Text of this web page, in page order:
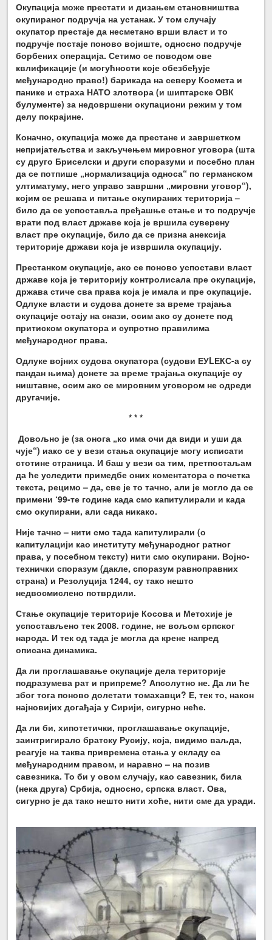
Окупација може престати и дизањем становништва
окупираног подручја на устанак. У том случају
окупатор престаје да несметано врши власт и то
подручје постаје поново војиште, односно подручје
борбених операција. Сетимо се поводом ове
квлификације (и могућности које обезбеђује
међународно право!) барикада на северу Космета и
панике и страха НАТО злотвора (и шиптарске ОВК
булументе) за недовршени окупациони режим у том
делу покрајине.
Коначно, окупација може да престане и завршетком
непријатељства и закључењем мировног уговора (шта
су друго Бриселски и други споразуми и посебно план
да се потпише „нормализација односа“ по германском
ултиматуму, него управо завршни „мировни уговор“),
којим се решава и питање окупираних територија –
било да се успоставља пређашње стање и то подручје
врати под власт државе која је вршила суверену
власт пре окупације, било да се призна анексија
територије држави која је извршила окупацију.
Престанком окупације, ако се поново успостави власт
државе која је територију контролисала пре окупације,
држава стиче сва права која је имала и пре окупације.
Одлуке власти и судова донете за време трајања
окупације остају на снази, осим ако су донете под
притиском окупатора и супротно правилима
међународног права.
Одлуке војних судова окупатора (судови ЕУLЕКС-а су
пандан њима) донете за време трајања окупације су
ништавне, осим ако се мировним уговором не одреди
другачије.
* * *
Довољно је (за онога „ко има очи да види и уши да
чује“) иако се у вези стања окупације могу исписати
стотине страница. И баш у вези са тим, претпостаљам
да ће уследити примедбе оних коментатора с почетка
текста, рецимо – да, све је то тачно, али је могло да се
примени ‘99-те године када смо капитулирали и када
смо окупирани, али сада никако.
Није тачно – нити смо тада капитулирали (о
капитулацији као институту међународног ратног
права, у посебном тексту) нити смо окупирани. Војно-
технички споразум (дакле, споразум равноправних
страна) и Резолуција 1244, су тако нешто
недвосмислено потврдили.
Стање окупације територије Косова и Метохије је
успостављено тек 2008. године, не вољом српског
народа. И тек од тада је могла да крене напред
описана динамика.
Да ли проглашавање окупације дела територије
подразумева рат и припреме? Апсолутно не. Да ли ће
због тога поново долетати томахавци? Е, тек то, након
најновијих догађаја у Сирији, сигурно неће.
Да ли би, хипотетички, проглашавање окупације,
заинтригирало братску Русију, која, видимо ваљда,
реагује на таква привремена стања у складу са
међународним правом, и наравно – на позив
савезника. То би у овом случају, као савезник, била
(нека друга) Србија, односно, српска власт. Ова,
сигурно је да тако нешто нити хоће, нити сме да уради.